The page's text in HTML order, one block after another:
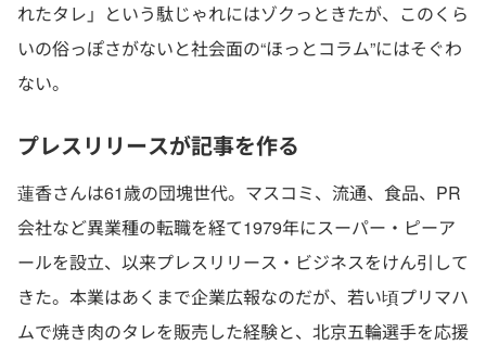
れたタレ」という駄じゃれにはゾクっときたが、このくら
いの俗っぽさがないと社会面の“ほっとコラム”にはそぐわ
ない。
プレスリリースが記事を作る
蓮香さんは61歳の団塊世代。マスコミ、流通、食品、PR
会社など異業種の転職を経て1979年にスーパー・ピーア
ールを設立、以来プレスリリース・ビジネスをけん引して
きた。本業はあくまで企業広報なのだが、若い頃プリマハ
ムで焼き肉のタレを販売した経験と、北京五輪選手を応援